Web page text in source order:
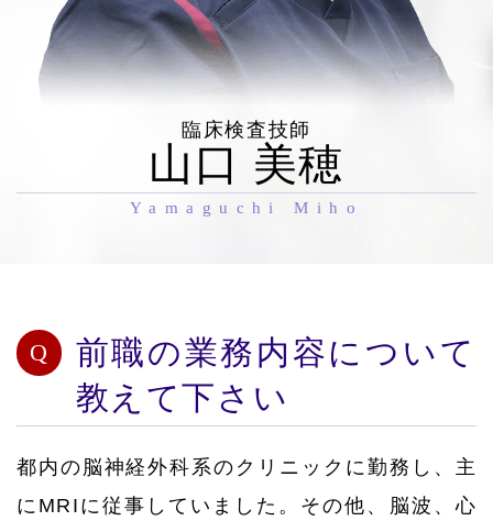
臨床検査技師
山口 美穂
Yamaguchi Miho
前職の業務内容について
教えて下さい
都内の脳神経外科系のクリニックに勤務し、主
にMRIに従事していました。その他、脳波、心